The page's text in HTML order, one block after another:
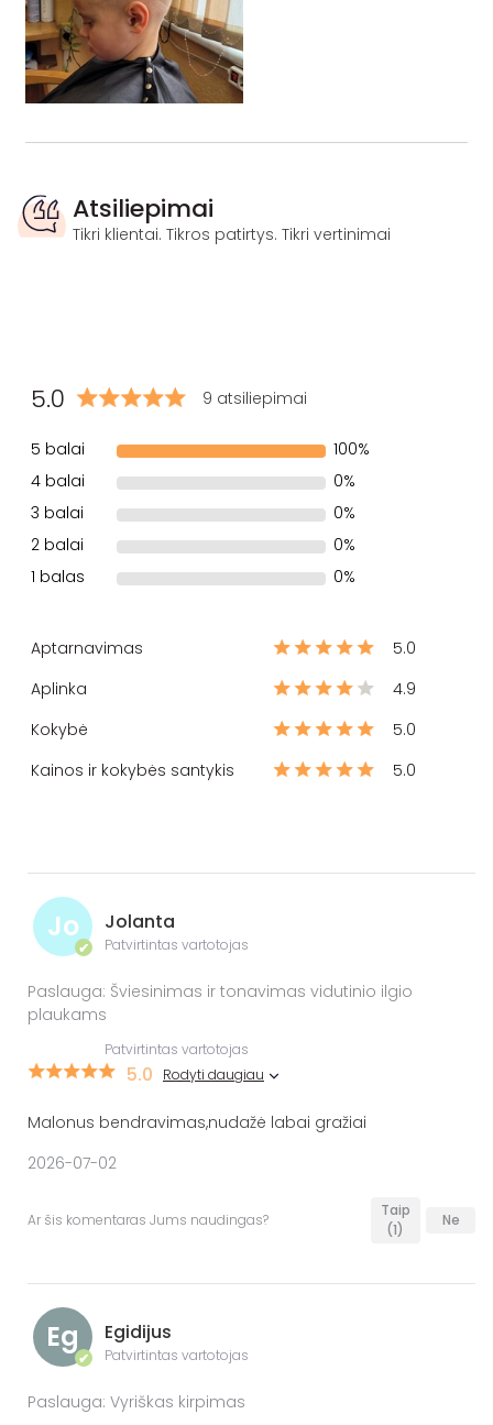
Atsiliepimai
Tikri klientai. Tikros patirtys. Tikri vertinimai
5.0 9 atsiliepimai
5 balai
100%
4 balai
0%
3 balai
0%
2 balai
0%
1 balas
0%
Aptarnavimas
5.0
Aplinka
4.9
Kokybė
5.0
Kainos ir kokybės santykis
5.0
Jo
✔
Jolanta
Patvirtintas vartotojas
Paslauga: Šviesinimas ir tonavimas vidutinio ilgio
plaukams
Patvirtintas vartotojas
5.0 Rodyti daugiau
Malonus bendravimas,nudažė labai gražiai
2026-07-02
Ar šis komentaras Jums naudingas?
Taip
(1)
Ne
Eg
✔
Egidijus
Patvirtintas vartotojas
Paslauga: Vyriškas kirpimas